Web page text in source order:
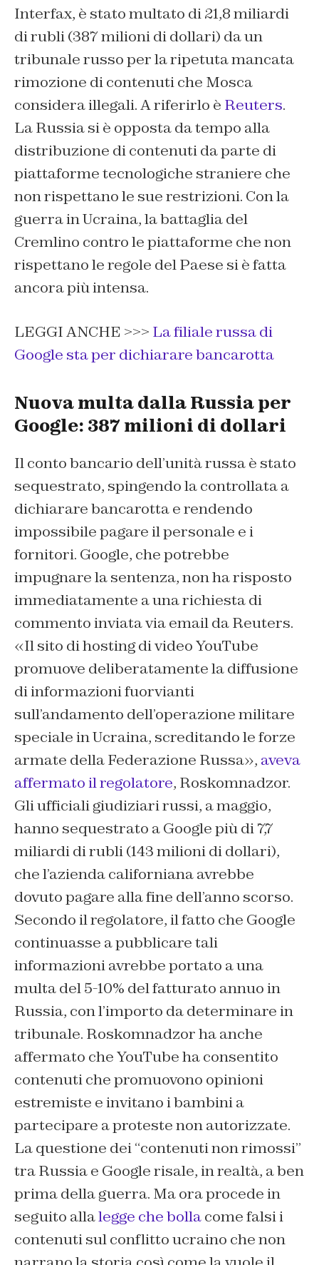
Interfax, è stato multato di 21,8 miliardi
di rubli (387 milioni di dollari) da un
tribunale russo per la ripetuta mancata
rimozione di contenuti che Mosca
considera illegali. A riferirlo è Reuters.
La Russia si è opposta da tempo alla
distribuzione di contenuti da parte di
piattaforme tecnologiche straniere che
non rispettano le sue restrizioni. Con la
guerra in Ucraina, la battaglia del
Cremlino contro le piattaforme che non
rispettano le regole del Paese si è fatta
ancora più intensa.
LEGGI ANCHE >>> La filiale russa di
Google sta per dichiarare bancarotta
Nuova multa dalla Russia per
Google: 387 milioni di dollari
Il conto bancario dell’unità russa è stato
sequestrato, spingendo la controllata a
dichiarare bancarotta e rendendo
impossibile pagare il personale e i
fornitori. Google, che potrebbe
impugnare la sentenza, non ha risposto
immediatamente a una richiesta di
commento inviata via email da Reuters.
«Il sito di hosting di video YouTube
promuove deliberatamente la diffusione
di informazioni fuorvianti
sull’andamento dell’operazione militare
speciale in Ucraina, screditando le forze
armate della Federazione Russa», aveva
affermato il regolatore, Roskomnadzor.
Gli ufficiali giudiziari russi, a maggio,
hanno sequestrato a Google più di 7,7
miliardi di rubli (143 milioni di dollari),
che l’azienda californiana avrebbe
dovuto pagare alla fine dell’anno scorso.
Secondo il regolatore, il fatto che Google
continuasse a pubblicare tali
informazioni avrebbe portato a una
multa del 5-10% del fatturato annuo in
Russia, con l’importo da determinare in
tribunale. Roskomnadzor ha anche
affermato che YouTube ha consentito
contenuti che promuovono opinioni
estremiste e invitano i bambini a
partecipare a proteste non autorizzate.
La questione dei “contenuti non rimossi”
tra Russia e Google risale, in realtà, a ben
prima della guerra. Ma ora procede in
seguito allalegge che bollacome falsi i
contenuti sul conflitto ucraino che non